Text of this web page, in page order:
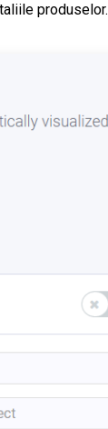
produselor.